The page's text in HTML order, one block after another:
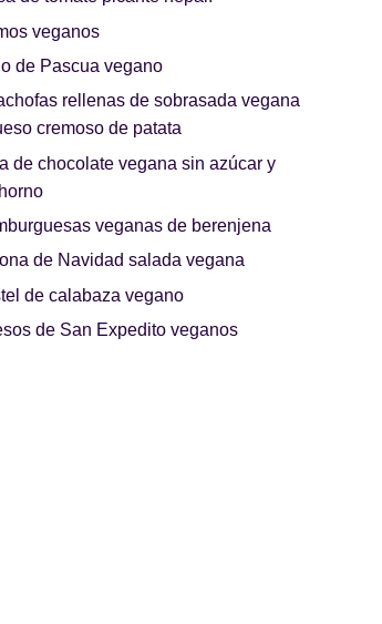
veganos
de Pascua vegano
rellenas de sobrasada vegana
cremoso de patata
de chocolate vegana sin azúcar y
veganas de berenjena
de Navidad salada vegana
de calabaza vegano
de San Expedito veganos